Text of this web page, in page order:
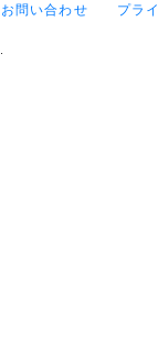
お問い合わせ プラ